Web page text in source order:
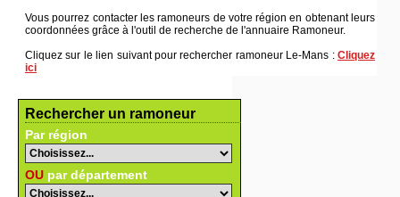
Rechercher un ramoneur
Par région
OU par département
Vous pourrez contacter les ramoneurs de votre région en obtenant leurs
coordonnées grâce à l'outil de recherche de l'annuaire Ramoneur.
Cliquez sur le lien suivant pour rechercher ramoneur Le-Mans : Cliquez
ici